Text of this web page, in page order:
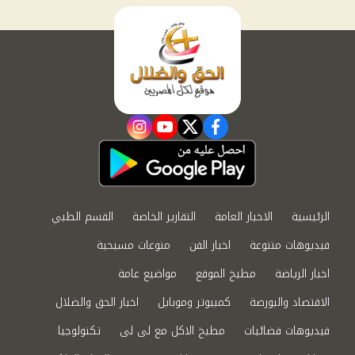
facebook
twitter
youtube
instagram
الرئيسية الاخبار العامة التقارير الخاصة
القسم الطبي
فيديوهات متنوعة
اخبار الفن
منوعات مسيحية
اخبار الرياضة
مطبخ الموقع
مواضيع عامة
الاقتصاد والبورصة
كمبيوتر وموبايل
اخبار الحق والضلال
فيديوهات فضائيات
مطبخ الاكل مع لى لى
تكنولوجيا